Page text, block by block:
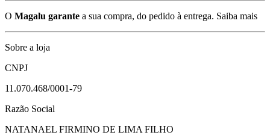
O Magalu garante a sua compra, do pedido à entrega. Saiba mais
Sobre a loja
CNPJ
11.070.468/0001-79
Razão Social
NATANAEL FIRMINO DE LIMA FILHO